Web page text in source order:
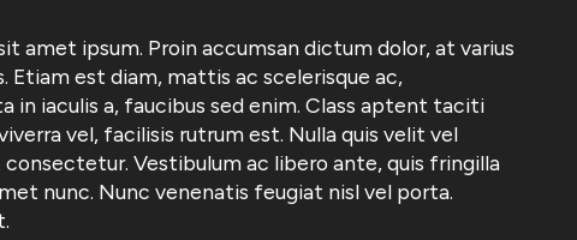
amet ipsum. Proin accumsan dictum dolor, at varius
est diam, mattis ac scelerisque ac,
iaculis a, faucibus sed enim. Class aptent taciti
vel, facilisis rutrum est. Nulla quis velit vel
Vestibulum ac libero ante, quis fringilla
nunc. Nunc venenatis feugiat nisl vel porta.